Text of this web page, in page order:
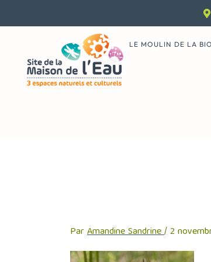
LE MOULIN DE LA
ParAmandine Sandrine/2